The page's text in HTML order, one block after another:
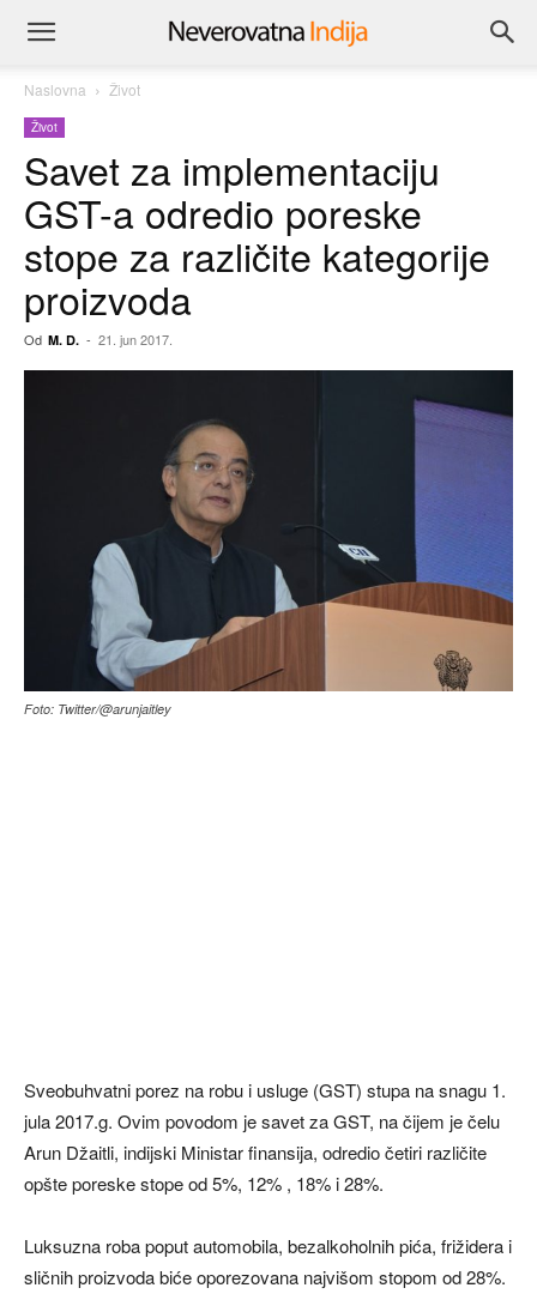
Naslovna Život
Život
Savet za implementaciju
GST-a odredio poreske
stope za različite kategorije
proizvoda
Od M. D. - 21. jun 2017.
Foto: Twitter/@arunjaitley
Sveobuhvatni porez na robu i usluge (GST) stupa na snagu 1.
jula 2017.g. Ovim povodom je savet za GST, na čijem je čelu
Arun Džaitli, indijski Ministar finansija, odredio četiri različite
opšte poreske stope od 5%, 12% , 18% i 28%.
Luksuzna roba poput automobila, bezalkoholnih pića, frižidera i
sličnih proizvoda biće oporezovana najvišom stopom od 28%.